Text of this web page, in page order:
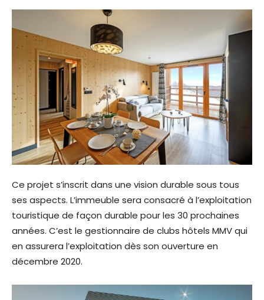
Ce projet s’inscrit dans une vision durable sous tous
ses aspects. L’immeuble sera consacré à l’exploitation
touristique de façon durable pour les 30 prochaines
années. C’est le gestionnaire de clubs hôtels MMV qui
en assurera l’exploitation dès son ouverture en
décembre 2020.